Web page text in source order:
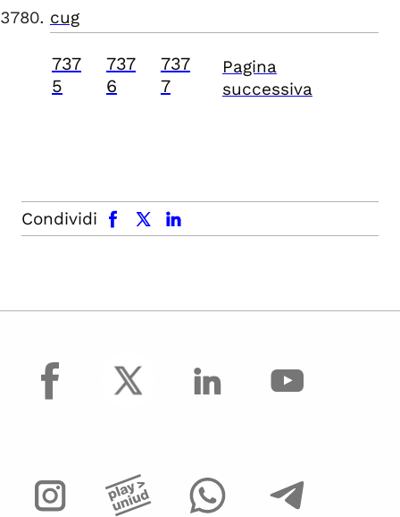
cug
737
5
737
6
737
7
Pagina
successiva
Condividi
facebook x.com linkedin
facebook